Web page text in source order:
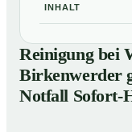
INHALT
01Reinigung bei
gesucht: Wir
02
So läuft die
Birkenwerder ab
Reinigung bei
Birkenwerder
Notfall Sofort-